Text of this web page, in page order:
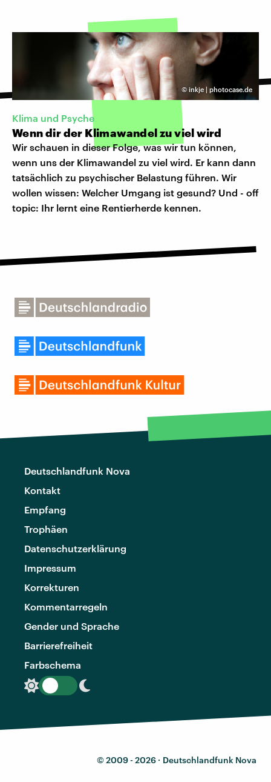
© inkje | photocase.de
Klima und Psyche
Wenn dir der Klimawandel zu viel wird
Wir schauen in dieser Folge, was wir tun können,
wenn uns der Klimawandel zu viel wird. Er kann dann
tatsächlich zu psychischer Belastung führen. Wir
wollen wissen: Welcher Umgang ist gesund? Und - off
topic: Ihr lernt eine Rentierherde kennen.
Deutschlandfunk Nova
Kontakt
Empfang
Trophäen
Datenschutzerklärung
Impressum
Korrekturen
Kommentarregeln
Gender und Sprache
Barrierefreiheit
Farbschema
© 2009 - 2026 · Deutschlandfunk Nova